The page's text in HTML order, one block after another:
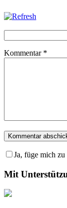
Kommentar *
Ja, füge mich
Mit